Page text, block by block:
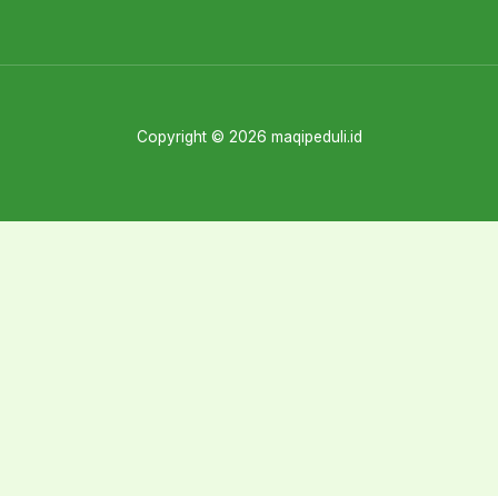
Copyright © 2026 maqipeduli.id